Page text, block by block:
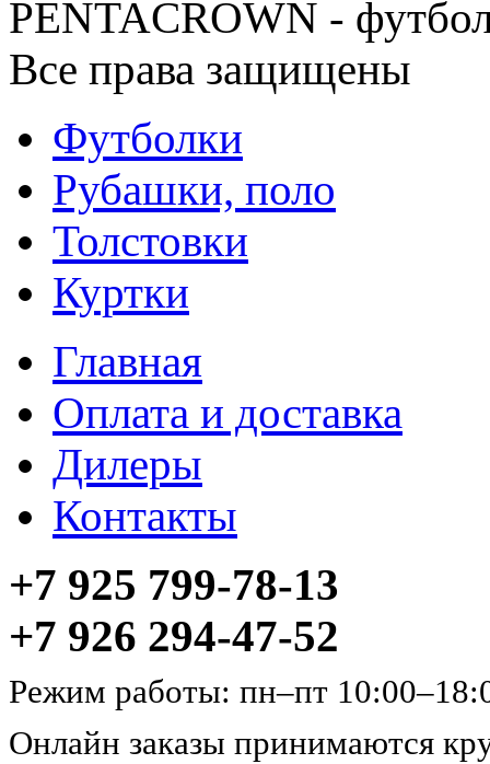
PENTACROWN -
Все права защищены
Футболки
Рубашки, поло
Толстовки
Куртки
Главная
Оплата и доставка
Дилеры
Контакты
+7 925 799-78-13
+7 926 294-47-52
Режим работы: пн–пт
Онлайн заказы принимаются